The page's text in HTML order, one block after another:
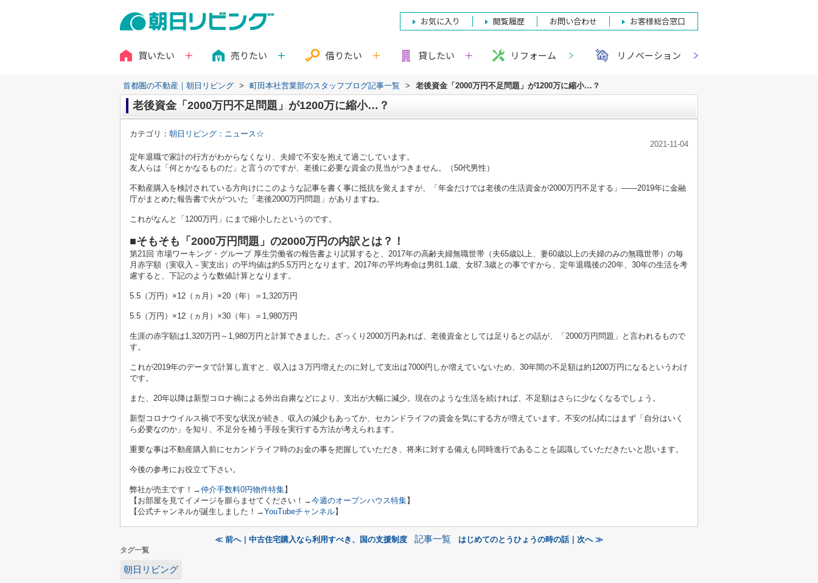
お気に入り 閲覧履歴 お問い合わせ お客様総合窓口
買いたい 売りたい 借りたい 貸したい リフォーム リノベーション
首都圏の不動産｜朝日リビング > 町田本社営業部のスタッフブログ記事一覧 > 老後資金「2000万円不足問題」が1200万に縮小…？
老後資金「2000万円不足問題」が1200万に縮小…？
カテゴリ： 朝日リビング：ニュース☆
2021-11-04
定年退職で家計の行方がわからなくなり、夫婦で不安を抱えて過ごしています。
友人らは「何とかなるものだ」と言うのですが、老後に必要な資金の見当がつきません。（50代男性）
不動産購入を検討されている方向けにこのような記事を書く事に抵抗を覚えますが、「年金だけでは老後の生活資金が2000万円不足する」――2019年に金融
庁がまとめた報告書で火がついた「老後2000万円問題」がありますね。
これがなんと「1200万円」にまで縮小したというのです。
■そもそも「2000万円問題」の2000万円の内訳とは？！
第21回 市場ワーキング・グループ 厚生労働省の報告書より試算すると、2017年の高齢夫婦無職世帯（夫65歳以上、妻60歳以上の夫婦のみの無職世帯）の毎
月赤字額（実収入－実支出）の平均値は約5.5万円となります。2017年の平均寿命は男81.1歳、女87.3歳との事ですから、定年退職後の20年、30年の生活を考
慮すると、下記のような数値計算となります。
5.5（万円）×12（ヵ月）×20（年）＝1,320万円
5.5（万円）×12（ヵ月）×30（年）＝1,980万円
生涯の赤字額は1,320万円～1,980万円と計算できました。ざっくり2000万円あれば、老後資金としては足りるとの話が、「2000万円問題」と言われるもので
す。
これが2019年のデータで計算し直すと、収入は３万円増えたのに対して支出は7000円しか増えていないため、30年間の不足額は約1200万円になるというわけ
です。
また、20年以降は新型コロナ禍による外出自粛などにより、支出が大幅に減少。現在のような生活を続ければ、不足額はさらに少なくなるでしょう。
新型コロナウイルス禍で不安な状況が続き、収入の減少もあってか、セカンドライフの資金を気にする方が増えています。不安の払拭にはまず「自分はいく
ら必要なのか」を知り、不足分を補う手段を実行する方法が考えられます。
重要な事は不動産購入前にセカンドライフ時のお金の事を把握していただき、将来に対する備えも同時進行であることを認識していただきたいと思います。
今後の参考にお役立て下さい。
弊社が売主です！→仲介手数料0円物件特集】
【お部屋を見てイメージを膨らませてください！→今週のオープンハウス特集】
【公式チャンネルが誕生しました！→YouTubeチャンネル】
≪ 前へ｜中古住宅購入なら利用すべき、国の支援制度 記事一覧 はじめてのとうひょうの時の話｜次へ ≫
タグ一覧
朝日リビング